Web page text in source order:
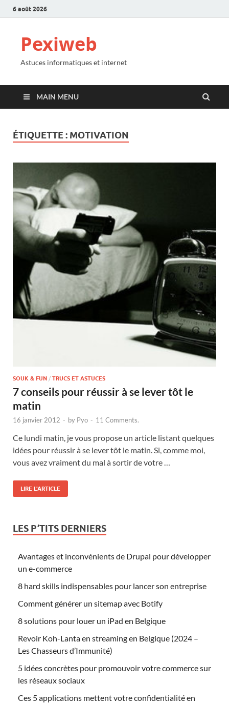
6 août 2026
Pexiweb
Astuces informatiques et internet
MAIN MENU
ÉTIQUETTE : MOTIVATION
SOUK & FUN / TRUCS ET ASTUCES
7 conseils pour réussir à se lever tôt le
matin
16 janvier 2012 - by Pyo - 11 Comments.
Ce lundi matin, je vous propose un article listant quelques
idées pour réussir à se lever tôt le matin. Si, comme moi,
vous avez vraiment du mal à sortir de votre …
LIRE L'ARTICLE
LES P’TITS DERNIERS
Avantages et inconvénients de Drupal pour développer
un e-commerce
8 hard skills indispensables pour lancer son entreprise
Comment générer un sitemap avec Botify
8 solutions pour louer un iPad en Belgique
Revoir Koh-Lanta en streaming en Belgique (2024 –
Les Chasseurs d’Immunité)
5 idées concrètes pour promouvoir votre commerce sur
les réseaux sociaux
Ces 5 applications mettent votre confidentialité en